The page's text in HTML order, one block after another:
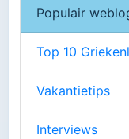
Populair
Top 10
Vakantietips
Interviews